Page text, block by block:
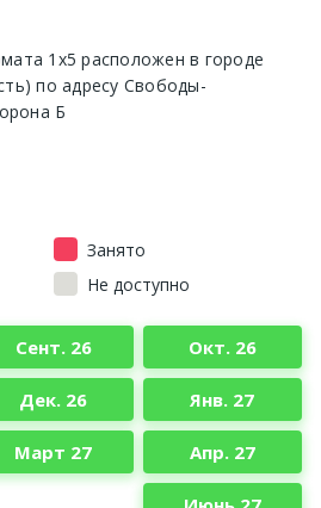
1x5 расположен в городе
по адресу Свободы-
Б
Занято
Не доступно
Сент. 26 Окт. 26
Дек. 26 Янв. 27
Март 27 Апр. 27